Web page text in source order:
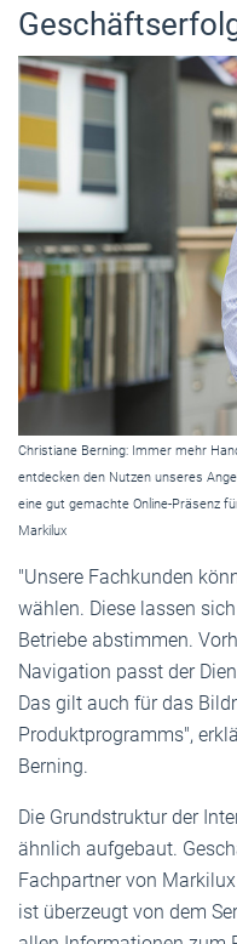
Christiane Berning: Immer mehr
entdecken den Nutzen unseres
eine gut gemachte Online-Präsenz
Markilux
"Unsere Fachkunden
wählen. Diese lassen
Betriebe abstimmen.
Navigation passt der
Das gilt auch für das
Produktprogramms",
Berning.
Die Grundstruktur der
ähnlich aufgebaut.
Fachpartner von
ist überzeugt von dem